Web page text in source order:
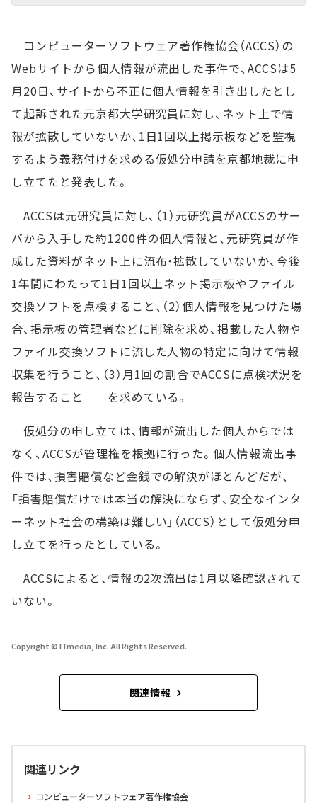
コンピューターソフトウェア著作権協会（ACCS）の
Webサイトから個人情報が流出した事件で、ACCSは5
月20日、サイトから不正に個人情報を引き出したとし
て起訴された元京都大学研究員に対し、ネット上で情
報が拡散していないか、1日1回以上掲示板などを監視
するよう義務付けを求める仮処分申請を京都地裁に申
し立てたと発表した。
ACCSは元研究員に対し、（1）元研究員がACCSのサー
バから入手した約1200件の個人情報と、元研究員が作
成した資料がネット上に流布・拡散していないか、今後
1年間にわたって1日1回以上ネット掲示板やファイル
交換ソフトを点検すること、（2）個人情報を見つけた場
合、掲示板の管理者などに削除を求め、掲載した人物や
ファイル交換ソフトに流した人物の特定に向けて情報
収集を行うこと、（3）月1回の割合でACCSに点検状況を
報告すること──を求めている。
仮処分の申し立ては、情報が流出した個人からでは
なく、ACCSが管理権を根拠に行った。個人情報流出事
件では、損害賠償など金銭での解決がほとんどだが、
「損害賠償だけでは本当の解決にならず、安全なインタ
ーネット社会の構築は難しい」（ACCS）として仮処分申
し立てを行ったとしている。
ACCSによると、情報の2次流出は1月以降確認されて
いない。
Copyright © ITmedia, Inc. All Rights Reserved.
関連情報
関連リンク
コンピューターソフトウェア著作権協会